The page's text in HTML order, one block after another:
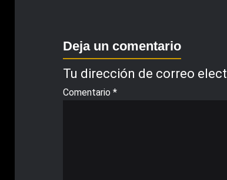
Deja un comentario
Tu dirección de correo
Comentario *